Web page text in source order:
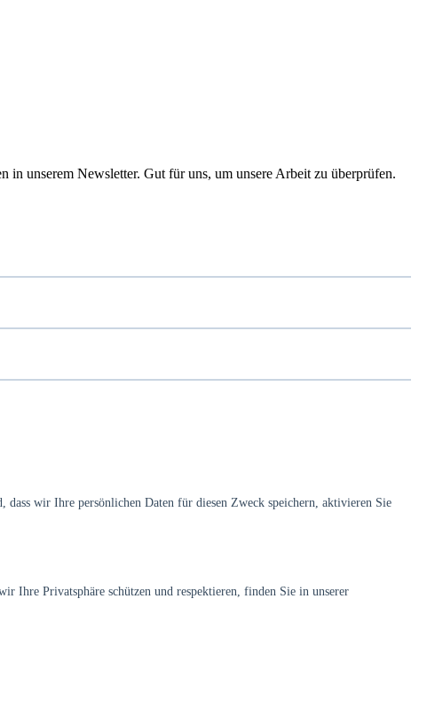
unserem Newsletter. Gut für uns, um unsere Arbeit zu überprüfen.